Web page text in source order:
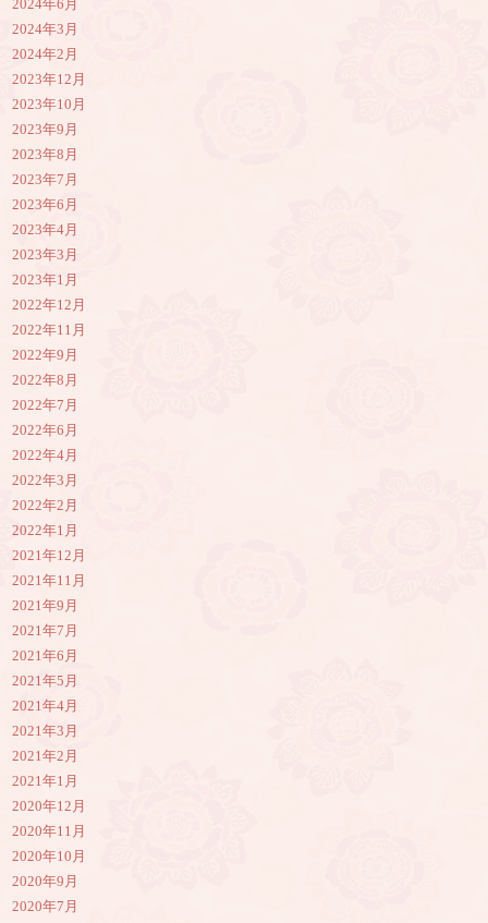
2024年6月
2024年3月
2024年2月
2023年12月
2023年10月
2023年9月
2023年8月
2023年7月
2023年6月
2023年4月
2023年3月
2023年1月
2022年12月
2022年11月
2022年9月
2022年8月
2022年7月
2022年6月
2022年4月
2022年3月
2022年2月
2022年1月
2021年12月
2021年11月
2021年9月
2021年7月
2021年6月
2021年5月
2021年4月
2021年3月
2021年2月
2021年1月
2020年12月
2020年11月
2020年10月
2020年9月
2020年7月